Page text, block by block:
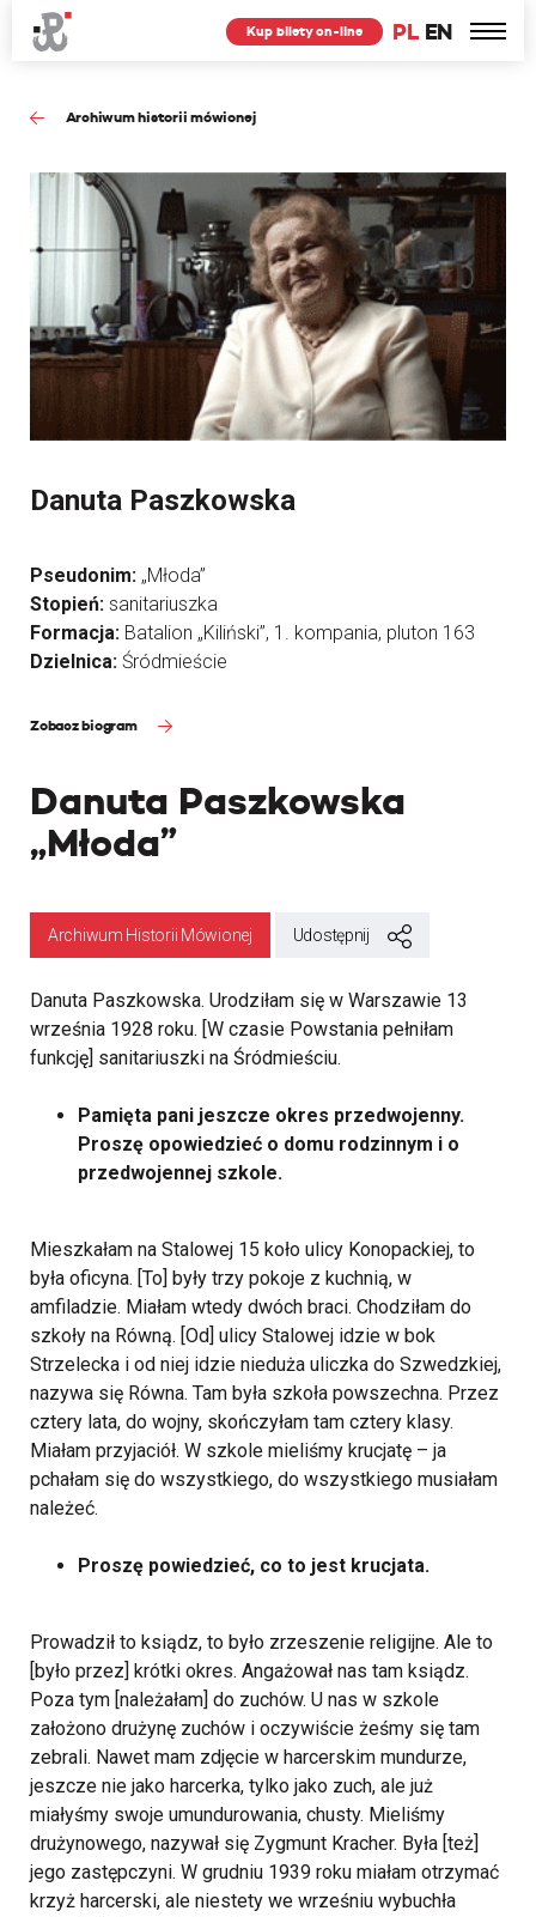
PL EN
Kup bilety on-line
Archiwum historii mówionej
Danuta Paszkowska
„Młoda”
Archiwum Historii Mówionej Udostępnij
Danuta Paszkowska. Urodziłam się w Warszawie 13
września 1928 roku. [W czasie Powstania pełniłam
funkcję] sanitariuszki na Śródmieściu.
Pamięta pani jeszcze okres przedwojenny.
Proszę opowiedzieć o domu rodzinnym i o
przedwojennej szkole.
Mieszkałam na Stalowej 15 koło ulicy Konopackiej, to
była oficyna. [To] były trzy pokoje z kuchnią, w
amfiladzie. Miałam wtedy dwóch braci. Chodziłam do
szkoły na Równą. [Od] ulicy Stalowej idzie w bok
Strzelecka i od niej idzie nieduża uliczka do Szwedzkiej,
nazywa się Równa. Tam była szkoła powszechna. Przez
cztery lata, do wojny, skończyłam tam cztery klasy.
Miałam przyjaciół. W szkole mieliśmy krucjatę – ja
pchałam się do wszystkiego, do wszystkiego musiałam
należeć.
Proszę powiedzieć, co to jest krucjata.
Prowadził to ksiądz, to było zrzeszenie religijne. Ale to
[było przez] krótki okres. Angażował nas tam ksiądz.
Poza tym [należałam] do zuchów. U nas w szkole
założono drużynę zuchów i oczywiście żeśmy się tam
zebrali. Nawet mam zdjęcie w harcerskim mundurze,
jeszcze nie jako harcerka, tylko jako zuch, ale już
miałyśmy swoje umundurowania, chusty. Mieliśmy
drużynowego, nazywał się Zygmunt Kracher. Była [też]
jego zastępczyni. W grudniu 1939 roku miałam otrzymać
krzyż harcerski, ale niestety we wrześniu wybuchła
Danuta Paszkowska
Pseudonim: „Młoda”
Stopień: sanitariuszka
Formacja: Batalion „Kiliński”, 1. kompania, pluton 163
Dzielnica: Śródmieście
Zobacz biogram